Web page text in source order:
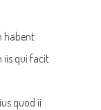
habent
iis qui facit
quod ii